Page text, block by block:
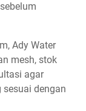
Ady Water
mesh, stok
agar
dengan